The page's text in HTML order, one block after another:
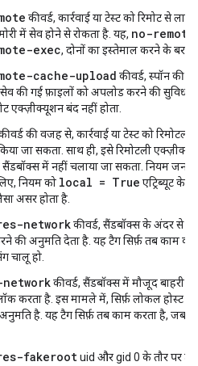
कीवर्ड, कार्रवाई या टेस्ट को रिमोट से लागू
में सेव होने से रोकता है. यह, no-
exec, दोनों का इस्तेमाल करने के
cache-upload कीवर्ड, स्पॉन की
सेव की गई फ़ाइलों को अपलोड करने की सुविधा
एक्ज़ीक्यूशन बंद नहीं होता.
की वजह से, कार्रवाई या टेस्ट को
जा सकता. साथ ही, इसे रिमोटली
सैंडबॉक्स में नहीं चलाया जा सकता. नियम
नियम को local = True एट्रिब्यूट के
असर होता है.
networkकीवर्ड, सैंडबॉक्स के अंदर से
की अनुमति देता है. यह टैग सिर्फ़ तब काम
चालू हो.
कीवर्ड, सैंडबॉक्स में मौजूद बाहरी
करता है. इस मामले में, सिर्फ़ लोकल होस्ट से
है. यह टैग सिर्फ़ तब काम करता है, जब
fakerootuid और gid 0 के तौर पर टेस्ट